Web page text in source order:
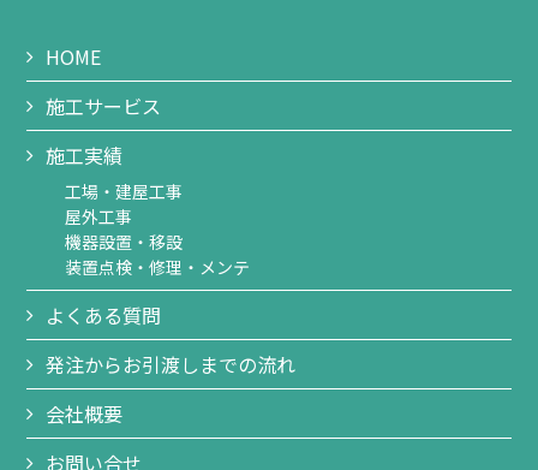
HOME
施工サービス
施工実績
工場・建屋工事
屋外工事
機器設置・移設
装置点検・修理・メンテ
よくある質問
発注からお引渡しまでの流れ
会社概要
お問い合せ